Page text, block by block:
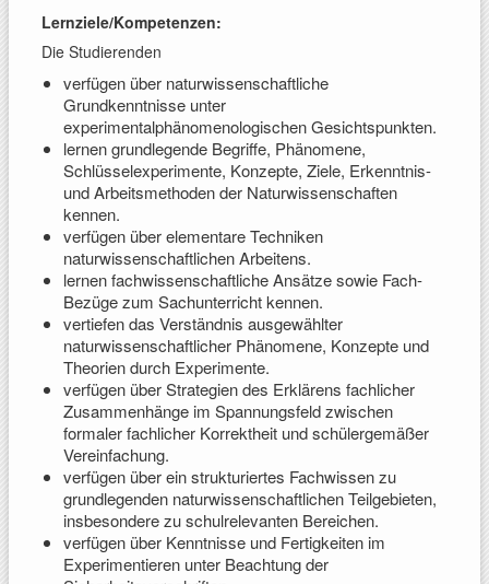
Lernziele/Kompetenzen:
Die Studierenden
verfügen über naturwissenschaftliche
Grundkenntnisse unter
experimentalphänomenologischen Gesichtspunkten.
lernen grundlegende Begriffe, Phänomene,
Schlüsselexperimente, Konzepte, Ziele, Erkenntnis-
und Arbeitsmethoden der Naturwissenschaften
kennen.
verfügen über elementare Techniken
naturwissenschaftlichen Arbeitens.
lernen fachwissenschaftliche Ansätze sowie Fach-
Bezüge zum Sachunterricht kennen.
vertiefen das Verständnis ausgewählter
naturwissenschaftlicher Phänomene, Konzepte und
Theorien durch Experimente.
verfügen über Strategien des Erklärens fachlicher
Zusammenhänge im Spannungsfeld zwischen
formaler fachlicher Korrektheit und schülergemäßer
Vereinfachung.
verfügen über ein strukturiertes Fachwissen zu
grundlegenden naturwissenschaftlichen Teilgebieten,
insbesondere zu schulrelevanten Bereichen.
verfügen über Kenntnisse und Fertigkeiten im
Experimentieren unter Beachtung der